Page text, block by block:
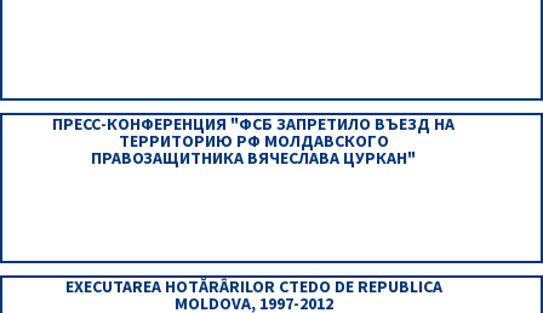
ПРЕСС-КОНФЕРЕНЦИЯ "ФСБ ЗАПРЕТИЛО ВЪЕЗД НА
ТЕРРИТОРИЮ РФ МОЛДАВСКОГО
ПРАВОЗАЩИТНИКА ВЯЧЕСЛАВА ЦУРКАН"
EXECUTAREA HOTĂRÂRILOR CTEDO DE REPUBLICA
MOLDOVA, 1997-2012